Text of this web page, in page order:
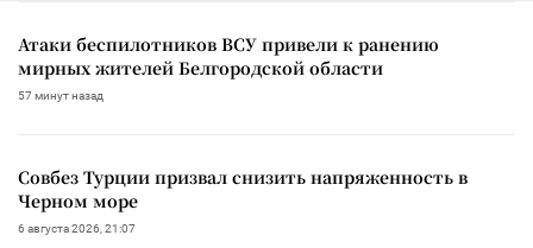
Атаки беспилотников ВСУ привели к ранению
мирных жителей Белгородской области
57 минут назад
Совбез Турции призвал снизить напряженность в
Черном море
6 августа 2026, 21:07